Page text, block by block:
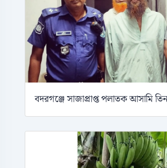
বদরগঞ্জে সাজাপ্রাপ্ত পলাতক আসামি